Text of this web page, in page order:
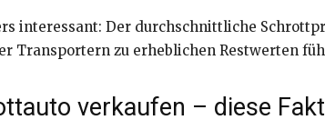
interessant: Der durchschnittliche
Transportern zu erheblichen Restwerten
verkaufen – diese